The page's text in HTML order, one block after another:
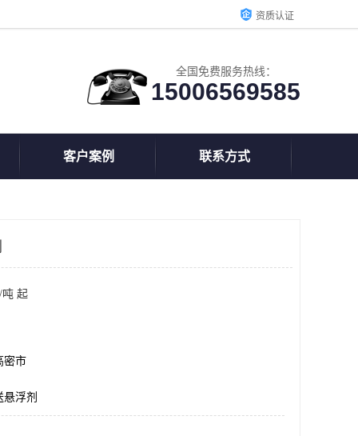
资质认证
全国免费服务热线：
15006569585
客户案例 联系方式
起
密市
浮剂